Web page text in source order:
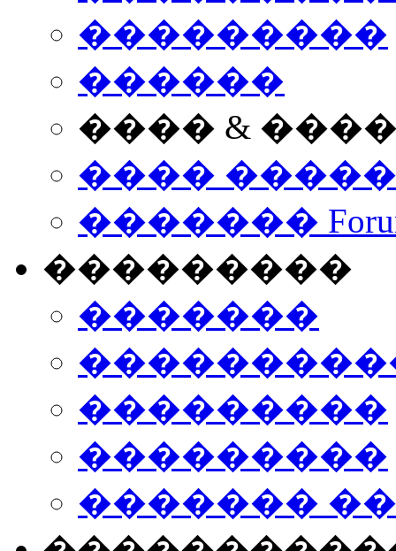
���������
������
���� &
����
�������
���������
�������
���������
���������
�������